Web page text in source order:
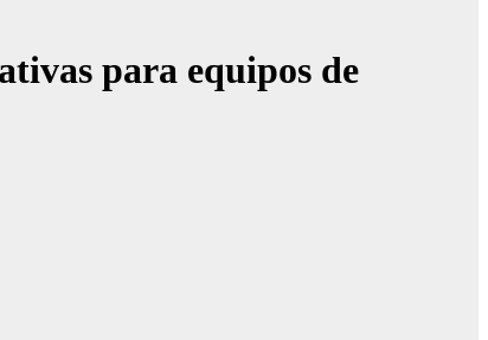
para equipos de